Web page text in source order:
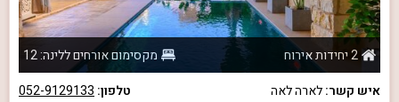
2 יחידות אירוח
מקסימום אורחים ללינה: 12
איש קשר:לארה לאה טלפון: 052-9129133